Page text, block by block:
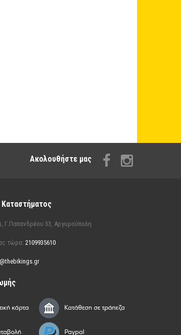
Aκολουθήστε μας
Γ.Παπανδρέου 33, Αργυρούπολη
τώρα: 2109935610